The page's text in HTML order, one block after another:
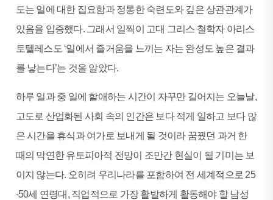
도는 일에 대한 집요함과 정통한 숙련도와 깊은 상관관계가
있음을 입증했다. 그래서 일찍이 고대 그리스 철학자 아리스
토텔레스도 ‘일에서 즐거움을 느끼는 자는 완성도 높은 결과
를 낳는다’는 것을 알았다.
하루 일과 중 일에 할애하는 시간이 자꾸만 길어지는 오늘날,
고도로 산업화된 사회 속의 인간은 보다 적게 일하고 보다 많
은 시간을 휴식과 여가로 보내게 될 것이라 꿈꿨던 과거 한
때의 막연한 유토피아적 전망이 조만간 현실이 될 기미는 보
이지 않는다. 오히려 우리나라를 포함하여 전 세계적으로 25
-50세 연령대, 직업적으로 가장 활발하게 활동해야 할 남성